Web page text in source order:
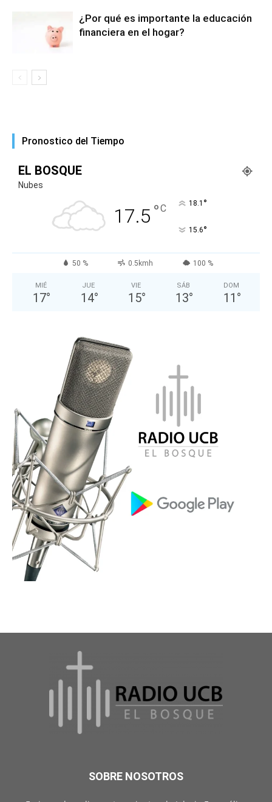
¿Por qué es importante la educación
financiera en el hogar?
Pronostico del Tiempo
EL BOSQUE
Nubes
17.5 °C 18.1 °
15.6°
50 % 0.5kmh 100 %
MIÉ
17°
JUE
14°
VIE
15°
SÁB
13°
DOM
11 °
SOBRE NOSOTROS